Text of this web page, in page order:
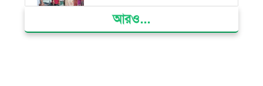
গ্যাস সংকট, ভুতুড়ে বিদ্যুৎ বিল ও
আরও...